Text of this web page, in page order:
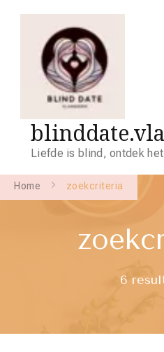
Liefde is blind, ontdek
Home zoekcriteria
6